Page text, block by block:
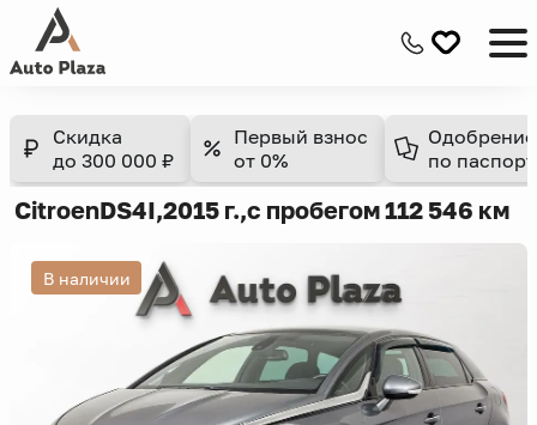
Скидка
до 300 000 ₽
Первый взнос
от 0%
Одобрение
по
CitroenDS4I,2015 г.,с пробегом 112 546 км
В наличии